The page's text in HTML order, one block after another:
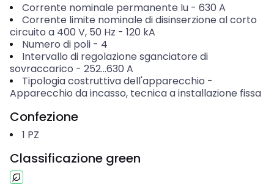
Corrente nominale permanente Iu- 630 A
Corrente limite nominale di disinserzione al corto
circuito a 400 V, 50 Hz - 120 kA
Numero di poli- 4
Intervallo di regolazione sganciatore di
sovraccarico - 252...630 A
Tipologia costruttiva dell'apparecchio -
Apparecchio da incasso, tecnica a installazione fissa
Confezione
1 PZ
Classificazione green